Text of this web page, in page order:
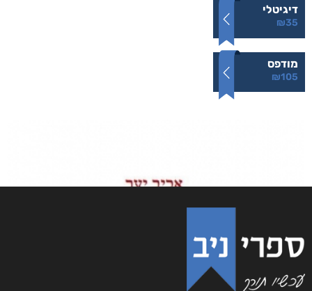
דיגיטלי
₪35
מודפס
₪105